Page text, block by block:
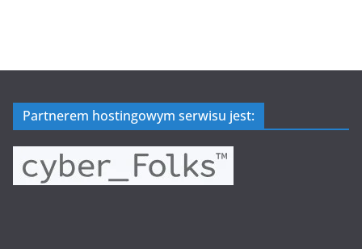
Partnerem hostingowym serwisu jest: